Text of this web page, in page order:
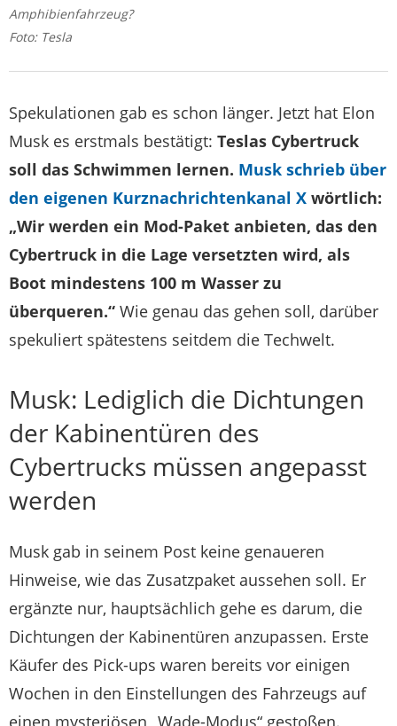
Amphibienfahrzeug?
Foto: Tesla
Spekulationen gab es schon länger. Jetzt hat Elon
Musk es erstmals bestätigt: Teslas Cybertruck
soll das Schwimmen lernen. Musk schrieb über
den eigenen Kurznachrichtenkanal X wörtlich:
„Wir werden ein Mod-Paket anbieten, das den
Cybertruck in die Lage versetzten wird, als
Boot mindestens 100 m Wasser zu
überqueren.“ Wie genau das gehen soll, darüber
spekuliert spätestens seitdem die Techwelt.
Musk: Lediglich die Dichtungen
der Kabinentüren des
Cybertrucks müssen angepasst
werden
Musk gab in seinem Post keine genaueren
Hinweise, wie das Zusatzpaket aussehen soll. Er
ergänzte nur, hauptsächlich gehe es darum, die
Dichtungen der Kabinentüren anzupassen. Erste
Käufer des Pick-ups waren bereits vor einigen
Wochen in den Einstellungen des Fahrzeugs auf
einen mysteriösen „Wade-Modus“ gestoßen.